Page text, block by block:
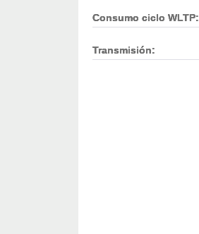
Consumo ciclo WLTP:
Transmisión: